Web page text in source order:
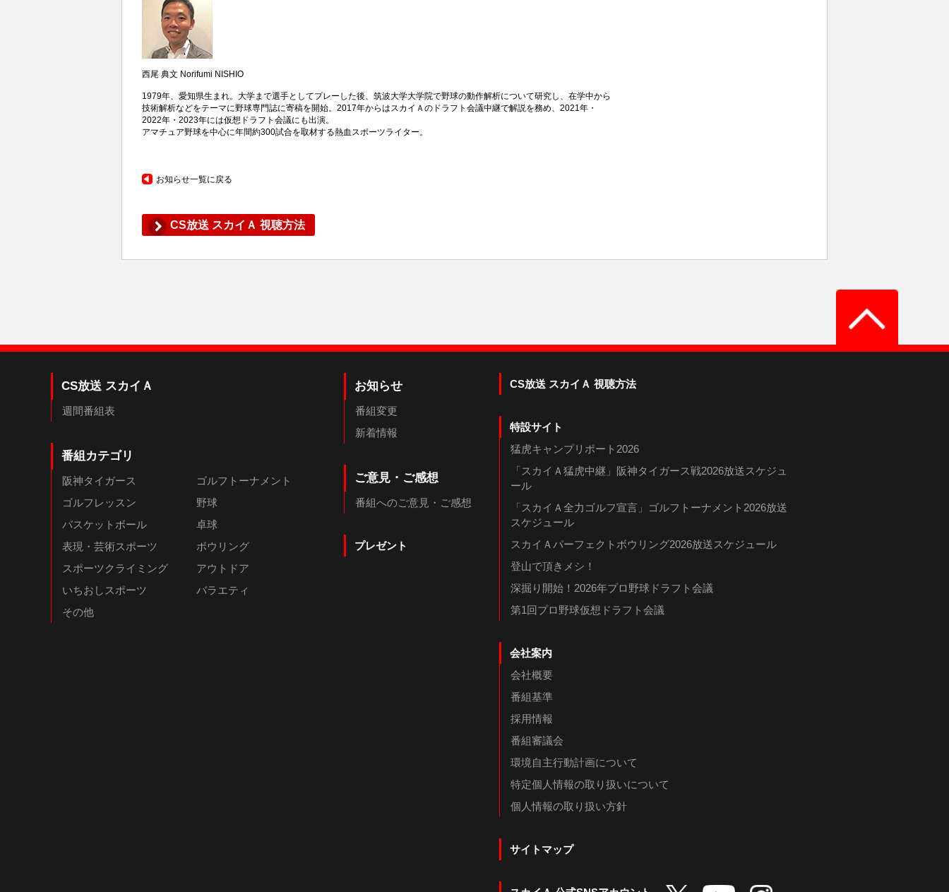
西尾 典文 Norifumi NISHIO
1979年、愛知県生まれ。大学まで選手としてプレーした後、筑波大学大学院で野球の動作解析について研究し、在学中から
技術解析などをテーマに野球専門誌に寄稿を開始。2017年からはスカイＡのドラフト会議中継で解説を務め、2021年・
2022年・2023年には仮想ドラフト会議にも出演。
アマチュア野球を中心に年間約300試合を取材する熱血スポーツライター。
お知らせ一覧に戻る
CS放送 スカイＡ 視聴方法
CS放送 スカイＡ
週間番組表
番組カテゴリ
阪神タイガース
ゴルフトーナメント
ゴルフレッスン
野球
バスケットボール
卓球
表現・芸術スポーツ
ボウリング
スポーツクライミング
アウトドア
いちおしスポーツ
バラエティ
その他
お知らせ
番組変更
新着情報
ご意見・ご感想
番組へのご意見・ご感想
プレゼント
CS放送 スカイＡ 視聴方法
特設サイト
猛虎キャンプリポート2026
「スカイＡ猛虎中継」阪神タイガース戦2026放送スケジュ
ール
「スカイＡ全力ゴルフ宣言」ゴルフトーナメント2026放送
スケジュール
スカイＡパーフェクトボウリング2026放送スケジュール
登山で頂きメシ！
深掘り開始！2026年プロ野球ドラフト会議
第1回プロ野球仮想ドラフト会議
会社案内
会社概要
番組基準
採用情報
番組審議会
環境自主行動計画について
特定個人情報の取り扱いについて
個人情報の取り扱い方針
サイトマップ